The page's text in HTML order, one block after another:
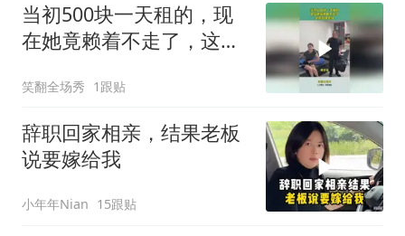
当初500块一天租的，现
在她竟赖着不走了，这可
笑翻全场秀 1跟贴
辞职回家相亲，结果老板
说要嫁给我
小年年Nian 15跟贴